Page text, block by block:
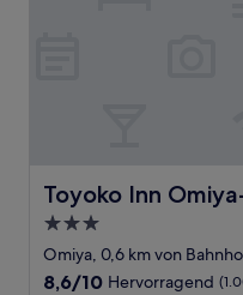
Toyoko Inn
Toyoko Inn Omiya-eki
3.0-
Sterne-
Unterkunft
Omiya, 0,6 km von
8.6
8,6/10 Hervorragend